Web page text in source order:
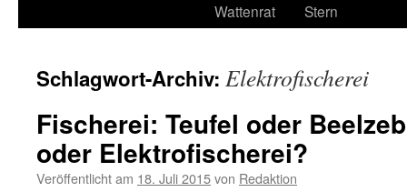
Wattenrat
Stern
Schlagwort-Archiv: Elektrofischerei
Fischerei: Teufel oder
oder Elektrofischerei?
Veröffentlicht am 18. Juli 2015von Redaktion